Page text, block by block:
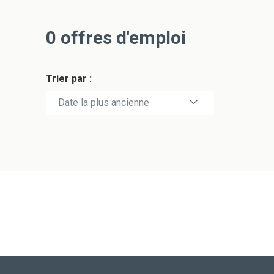
0 offres d'emploi
Trier par :
Date la plus récente
Date la plus ancienne